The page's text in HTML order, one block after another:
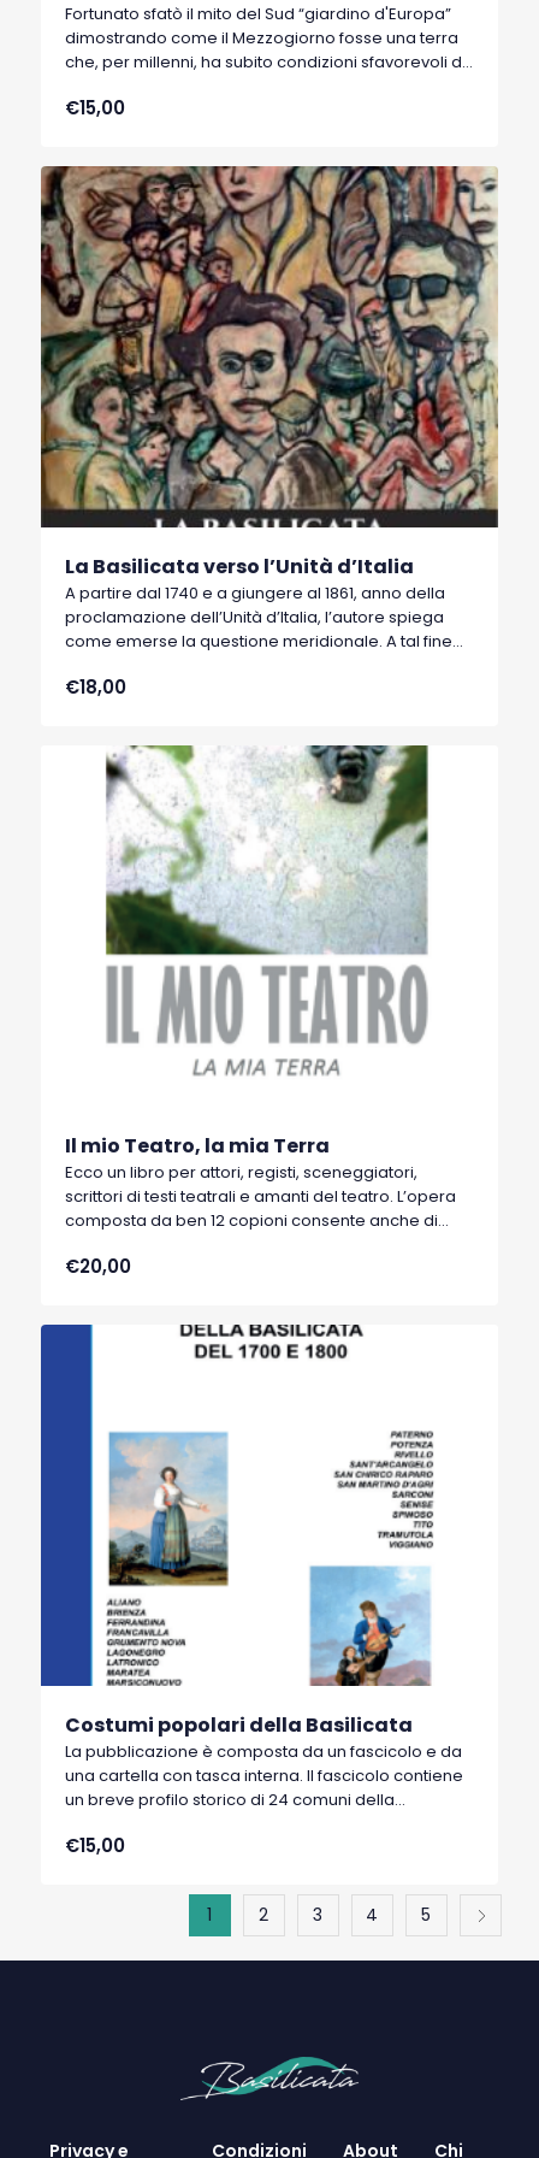
Fortunato sfatò il mito del Sud “giardino d'Europa”
dimostrando come il Mezzogiorno fosse una terra
che, per millenni, ha subito condizioni sfavorevoli di
L’autore ci aiuta a vedere come matura in Fortunato
liberale e che sfiora l'idea di un socialismo di Stato.
€15,00
La Basilicata verso l’Unità d’Italia
A partire dal 1740 e a giungere al 1861, anno della
proclamazione dell’Unità d’Italia, l’autore spiega
come emerse la questione meridionale. A tal fine
economico del Sud, con particolare riferimento alla
€18,00
Il mio Teatro, la mia Terra
Ecco un libro per attori, registi, sceneggiatori,
scrittori di testi teatrali e amanti del teatro. L’opera
composta da ben 12 copioni consente anche di
da un testo letterario (Pirandello, Albino Pierro,
€20,00
Costumi popolari della Basilicata
La pubblicazione è composta da un fascicolo e da
una cartella con tasca interna. Il fascicolo contiene
un breve profilo storico di 24 comuni della
su cartoncino formato A/4 di 24 costumi popolari
Borbone nel 1782 che incaricò alcuni pittori di
dipingere i costumi più significativi del Regno.
€15,00
1 2 3 4 5
Privacy e Condizioni About Chi